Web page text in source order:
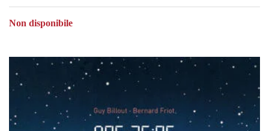
Non disponibile